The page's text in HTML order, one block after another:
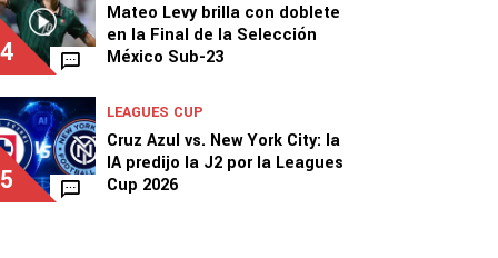
4
Mateo Levy brilla con doblete
en la Final de la Selección
México Sub-23
5
LEAGUES CUP
Cruz Azul vs. New York City: la
IA predijo la J2 por la Leagues
Cup 2026